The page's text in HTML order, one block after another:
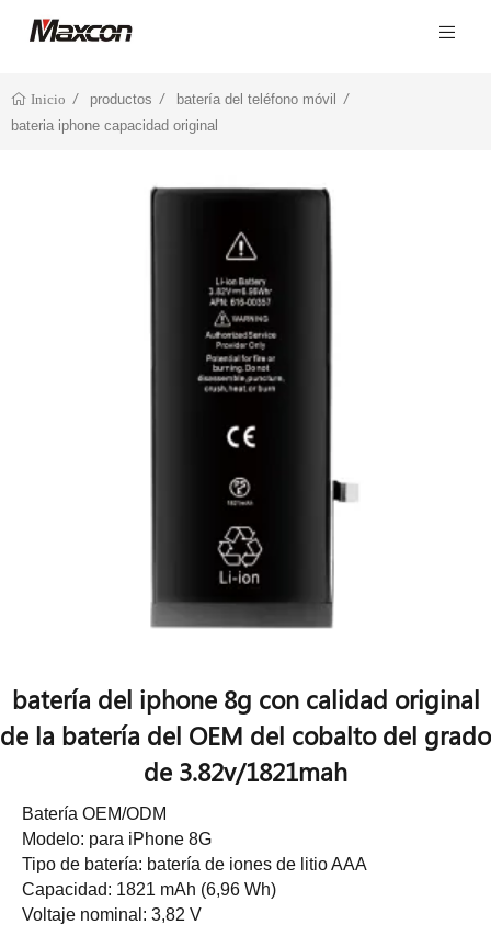
Inicio productos
batería del teléfono móvil
bateria iphone capacidad original
batería del iphone 8g con calidad original
de la batería del OEM del cobalto del grado
de 3.82v/1821mah
Batería OEM/ODM
Modelo: para iPhone 8G
Tipo de batería: batería de iones de litio AAA
Capacidad: 1821 mAh (6,96 Wh)
Voltaje nominal: 3,82 V